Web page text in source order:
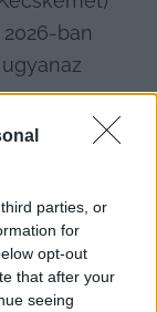
parties, or
for
opt-out
that after your
seeing
ban
.
a jelölt
2022-